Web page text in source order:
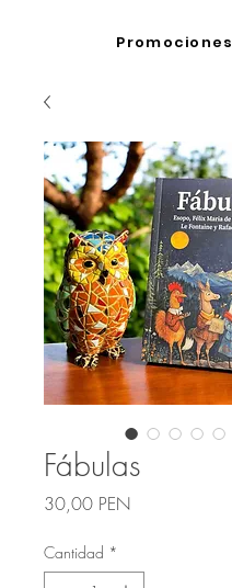
Promociones
Fábulas
30,00 PENPrecio
Cantidad *